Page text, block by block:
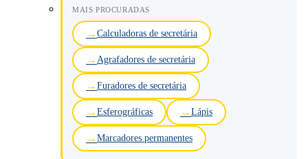
MAIS PROCURADAS
Calculadoras de secretária
Agrafadores de secretária
Furadores de secretária
Esferográficas Lápis
Marcadores permanentes